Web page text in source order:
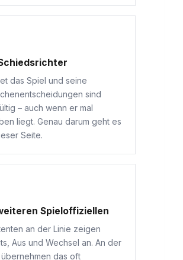
das Spiel und seine
sind
– auch wenn er mal
liegt. Genau darum geht es
Seite.
Spieloffiziellen
an der Linie zeigen
Aus und Wechsel an. An der
übernehmen das oft